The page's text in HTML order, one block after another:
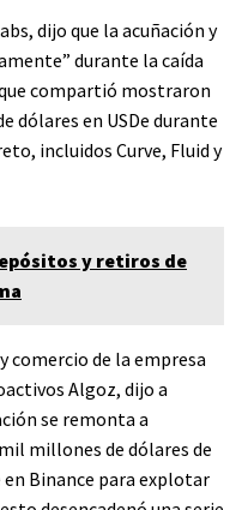
dijo que la acuñación y
durante la caída
compartió mostraron
dólares en USDe durante
incluidos Curve, Fluid y
y retiros de
comercio de la empresa
Algoz, dijo a
se remonta a
millones de dólares de
Binance para explotar